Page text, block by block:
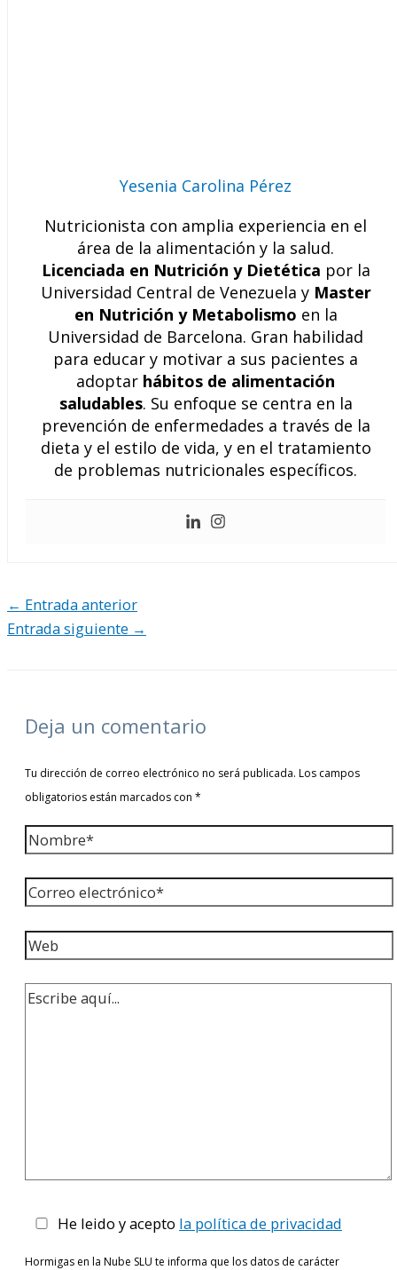
Yesenia Carolina Pérez
Nutricionista con amplia experiencia en el
área de la alimentación y la salud.
Licenciada en Nutrición y Dietética por la
Universidad Central de Venezuela y Master
en Nutrición y Metabolismo en la
Universidad de Barcelona. Gran habilidad
para educar y motivar a sus pacientes a
adoptar hábitos de alimentación
saludables. Su enfoque se centra en la
prevención de enfermedades a través de la
dieta y el estilo de vida, y en el tratamiento
de problemas nutricionales específicos.
← Entrada anterior
Entrada siguiente →
Deja un comentario
Tu dirección de correo electrónico no será publicada. Los campos
obligatorios están marcados con *
He leido y acepto la política de privacidad
Hormigas en la Nube SLU te informa que los datos de carácter